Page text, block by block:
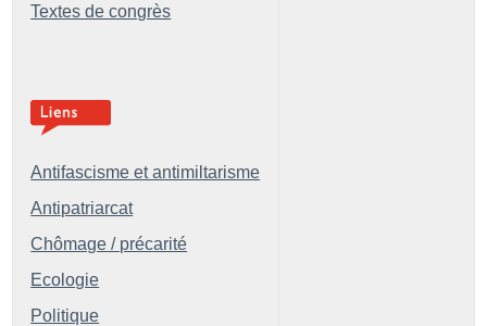
Textes de congrès
Antifascisme et antimiltarisme
Antipatriarcat
Chômage / précarité
Ecologie
Politique